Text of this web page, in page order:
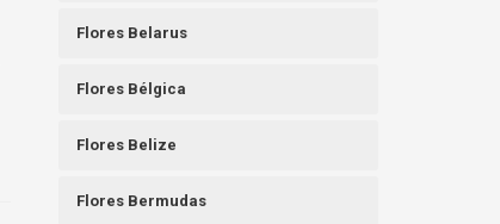
Flores Belarus
Flores Bélgica
Flores Belize
Flores Bermudas